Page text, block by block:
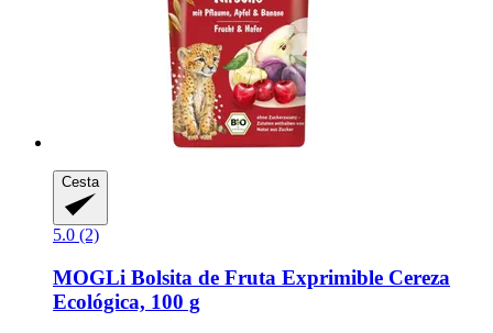
Cesta
5.0 (2)
MOGLi Bolsita de Fruta Exprimible Cereza
Ecológica, 100 g